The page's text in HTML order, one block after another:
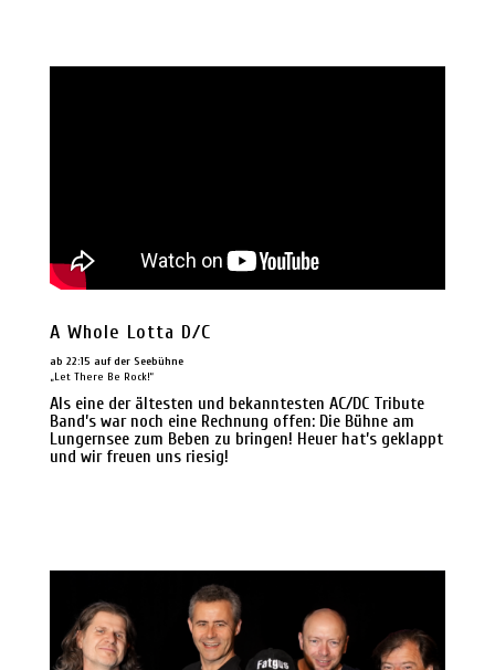
A Whole Lotta D/C
ab 22:15 auf der Seebühne
„Let There Be Rock!“
Als eine der ältesten und bekanntesten AC/DC Tribute
Band’s war noch eine Rechnung offen: Die Bühne am
Lungernsee zum Beben zu bringen! Heuer hat’s geklappt
und wir freuen uns riesig!